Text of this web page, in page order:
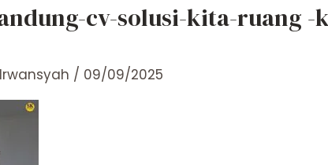
cv-solusi-kita-ruang -
Irwansyah / 09/09/2025